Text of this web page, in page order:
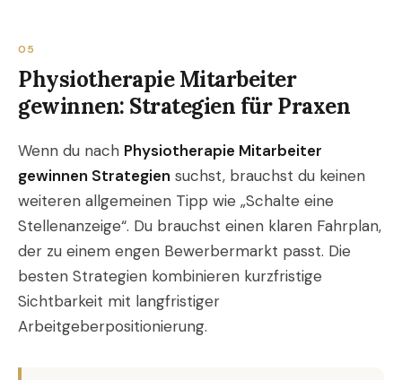
05
Physiotherapie Mitarbeiter
gewinnen: Strategien für Praxen
Wenn du nach Physiotherapie Mitarbeiter
gewinnen Strategien suchst, brauchst du keinen
weiteren allgemeinen Tipp wie „Schalte eine
Stellenanzeige“. Du brauchst einen klaren Fahrplan,
der zu einem engen Bewerbermarkt passt. Die
besten Strategien kombinieren kurzfristige
Sichtbarkeit mit langfristiger
Arbeitgeberpositionierung.